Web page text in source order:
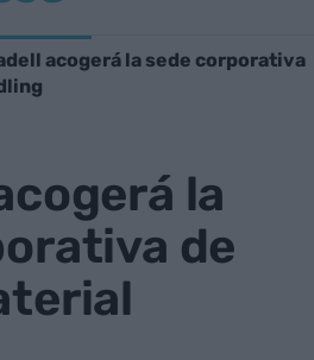
acogerá la sede corporativa
la
de